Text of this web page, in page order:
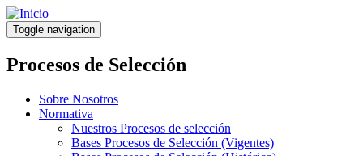
Pasar
al
contenido
principal
Toggle navigation
Procesos de Selección
Sobre Nosotros
Normativa
Nuestros Procesos de selección
Bases Procesos de Selección (Vigentes)